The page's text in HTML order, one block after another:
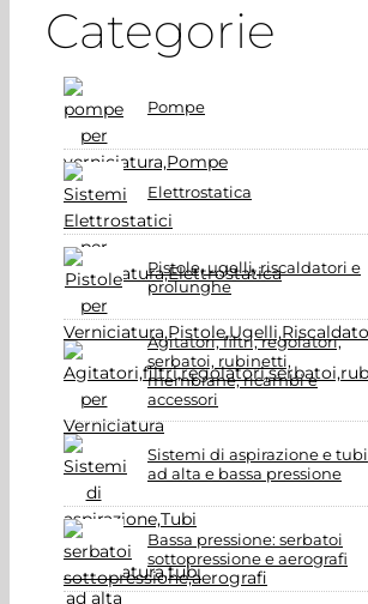
Categorie
Pompe
Elettrostatica
Pistole, ugelli, riscaldatori e
prolunghe
Agitatori, filtri, regolatori,
serbatoi, rubinetti,
membrane, ricambi e
accessori
Sistemi di aspirazione e tubi
ad alta e bassa pressione
Bassa pressione: serbatoi
sottopressione e aerografi